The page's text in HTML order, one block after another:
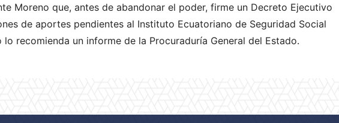
Moreno que, antes de abandonar el poder, firme un Decreto Ejecutivo
de aportes pendientes al Instituto Ecuatoriano de Seguridad Social
lo recomienda un informe de la Procuraduría General del Estado.